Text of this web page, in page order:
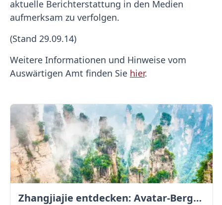
aktuelle Berichterstattung in den Medien
aufmerksam zu verfolgen.
(Stand 29.09.14)
Weitere Informationen und Hinweise vom
Auswärtigen Amt finden Sie hier.
Zhangjiajie entdecken: Avatar-Berge & Altstadt von Fenghuang